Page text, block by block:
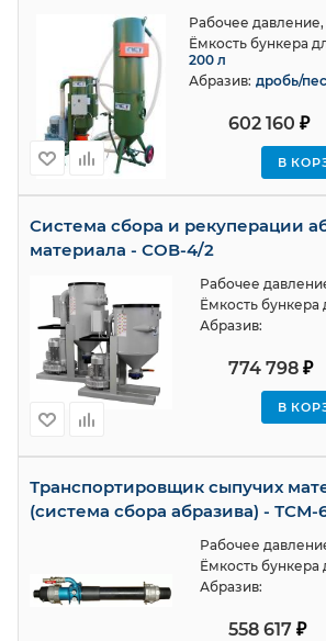
602 160 ₽
В
Рабочее давление,
Ёмкость бункера
200 л
Абразив: дробь/
Система сбора и рекуперации
материала - СОВ-4/2
774 798₽
В
Рабочее
Ёмкость бункера
Абразив:
Транспортировщик сыпучих
(система сбора абразива) - ТСМ-
558 617₽
Рабочее
Ёмкость бункера
Абразив: